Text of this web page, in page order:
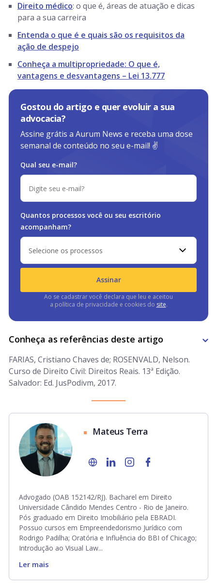
Direito médico: o que é, áreas de atuação e dicas
para a sua carreira
Entenda o que é e quais são os requisitos da
ação de despejo
Conheça a multipropriedade: O que é,
vantagens e desvantagens – Lei 13.777
Gostou do artigo e quer evoluir a sua
advocacia?
Assine grátis a Aurum News e receba uma dose
semanal de conteúdo no seu e-mail! ✌️
Qual seu e-mail?
Quantos processos você ou seu escritório
acompanham?
Selecione os processos
Assinar
Ao se cadastrar você declara que leu e aceitou
a política de privacidade e cookies do site.
Conheça as referências deste artigo
FARIAS, Cristiano Chaves de; ROSENVALD, Nelson.
Curso de Direito Civil: Direitos Reais. 13ª Edição.
Salvador: Ed. JusPodivm, 2017.
Mateus Terra
Advogado (OAB 152142/RJ). Bacharel em Direito
Universidade Cândido Mendes Centro - Rio de Janeiro.
Pós graduado em Direito Imobiliário pela EBRADI.
Possuo cursos em Empreendedorismo Jurídico com
Rodrigo Padilha; Oratória e Influência do BBI of Chicago;
Introdução ao Visual Law...
Ler mais